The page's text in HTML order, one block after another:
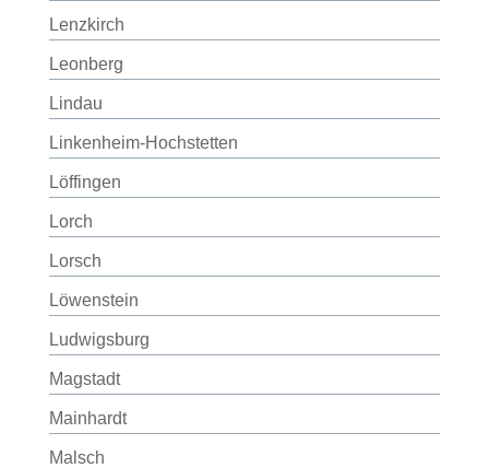
Lenzkirch
Leonberg
Lindau
Linkenheim-Hochstetten
Löffingen
Lorch
Lorsch
Löwenstein
Ludwigsburg
Magstadt
Mainhardt
Malsch